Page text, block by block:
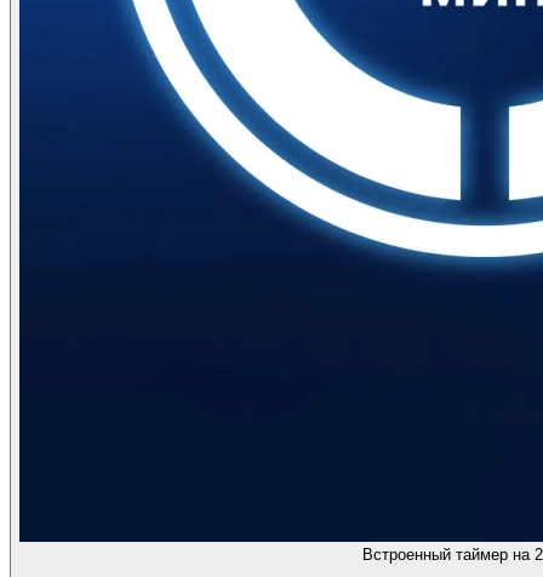
Встроенный таймер на